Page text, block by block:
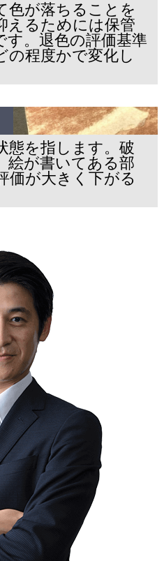
色が落ちることを
えるためには保管
す。退色の評価基準
の程度かで変化し
態を指します。破
絵が書いてある部
価が大きく下がる